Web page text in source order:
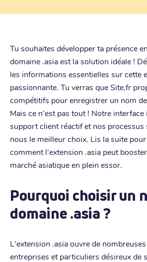
Tu souhaites développer ta présence
domaine .asia est la solution idéale !
les informations essentielles sur cette
passionnante. Tu verras que Site.fr
compétitifs pour enregistrer un nom
Mais ce n'est pas tout ! Notre
support client réactif et nos
nous le meilleur choix. Lis la suite
comment l'extension .asia peut
marché asiatique en plein essor.
Pourquoi choisir un
domaine .asia ?
L'extension .asia ouvre de
entreprises et particuliers désireux de